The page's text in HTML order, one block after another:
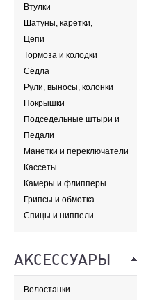
Втулки
Шатуны, каретки,
передние звезды
Цепи
Тормоза и колодки
Сёдла
Рули, выносы, колонки
Покрышки
Подседельные штыри и
хомуты
Педали
Манетки и переключатели
Кассеты
Камеры и флипперы
Грипсы и обмотка
Спицы и ниппели
АКСЕССУАРЫ
Велостанки